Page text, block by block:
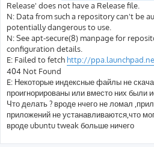
Release' does not have a Release file.
N: Data from such a repository can't be
potentially dangerous to use.
N: See apt-secure(8) manpage for
configuration details.
E: Failed to fetch http://
404 Not Found
E: Некоторые индексные файлы не
проигнорированы или вместо них были
Что делать ? вроде нчего не ломал
приложений не устанавливаются,что
вроде ubuntu tweak больше ничего